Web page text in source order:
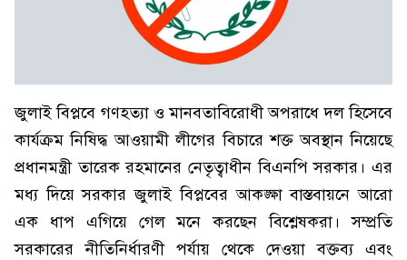
জুলাই বিপ্লবে গণহত্যা ও মানবতাবিরোধী অপরাধে দল হিসেবে
কার্যক্রম নিষিদ্ধ আওয়ামী লীগের বিচারে শক্ত অবস্থান নিয়েছে
প্রধানমন্ত্রী তারেক রহমানের নেতৃত্বাধীন বিএনপি সরকার। এর
মধ্য দিয়ে সরকার জুলাই বিপ্লবের আকঙ্ক্ষা বাস্তবায়নে আরো
এক ধাপ এগিয়ে গেল মনে করছেন বিশ্লেষকরা। সম্প্রতি
সরকারের নীতিনির্ধারণী পর্যায় থেকে দেওয়া বক্তব্য এবং